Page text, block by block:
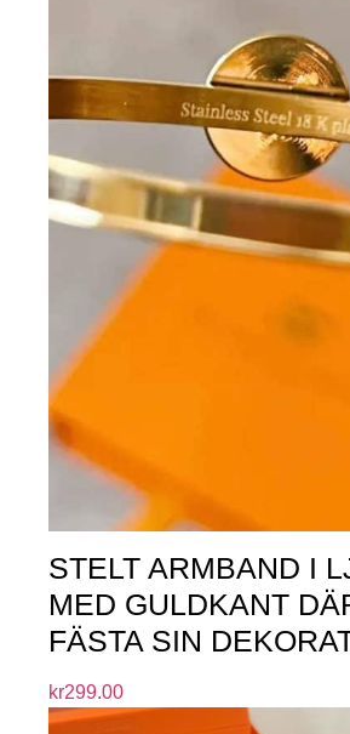
STELT ARMBAND I
MED GULDKANT
FÄSTA SIN
kr299.00